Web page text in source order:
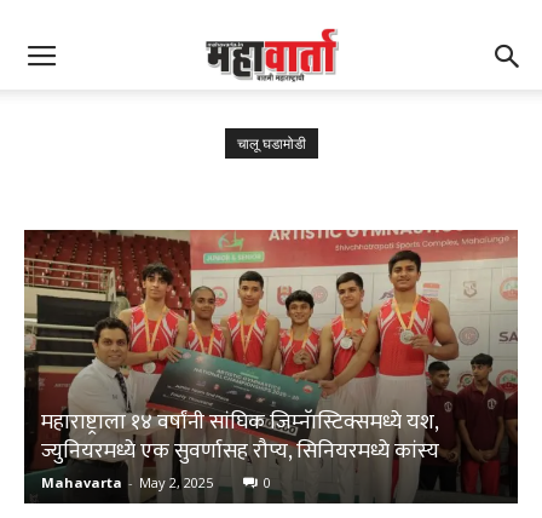
चालू घडामोडी
महाराष्ट्राला १४ वर्षांनी सांघिक जिम्‍नॅास्टिक्समध्ये यश,
ज्युनियरमध्ये एक सुवर्णासह रौप्य, सिनियरमध्ये कांस्य
Mahavarta - May 2, 2025 0